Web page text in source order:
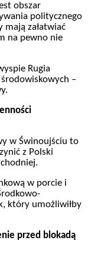
obszar
politycznego
załatwiać
na pewno nie
Rugia
–
w Świnoujściu to
z Polski
w porcie i
który umożliwiłby
przed blokadą